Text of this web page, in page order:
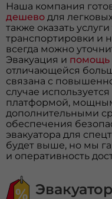
Наша компания
дешево для
также оказать
транспортировки и
всегда можно
Эвакуация и помощь
отличающейся
связана с
случае
платформой,
дополнительными
обеспечения
эвакуатора для
будет выше, но мы
и оперативность